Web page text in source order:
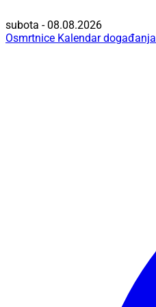
subota - 08.08.2026
Osmrtnice Kalendar događanja